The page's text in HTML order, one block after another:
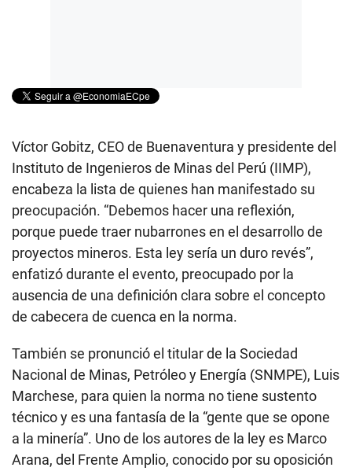
Víctor Gobitz, CEO de Buenaventura y presidente del
Instituto de Ingenieros de Minas del Perú (IIMP),
encabeza la lista de quienes han manifestado su
preocupación. “Debemos hacer una reflexión,
porque puede traer nubarrones en el desarrollo de
proyectos mineros. Esta ley sería un duro revés”,
enfatizó durante el evento, preocupado por la
ausencia de una definición clara sobre el concepto
de cabecera de cuenca en la norma.
También se pronunció el titular de la Sociedad
Nacional de Minas, Petróleo y Energía (SNMPE), Luis
Marchese, para quien la norma no tiene sustento
técnico y es una fantasía de la “gente que se opone
a la minería”. Uno de los autores de la ley es Marco
Arana, del Frente Amplio, conocido por su oposición